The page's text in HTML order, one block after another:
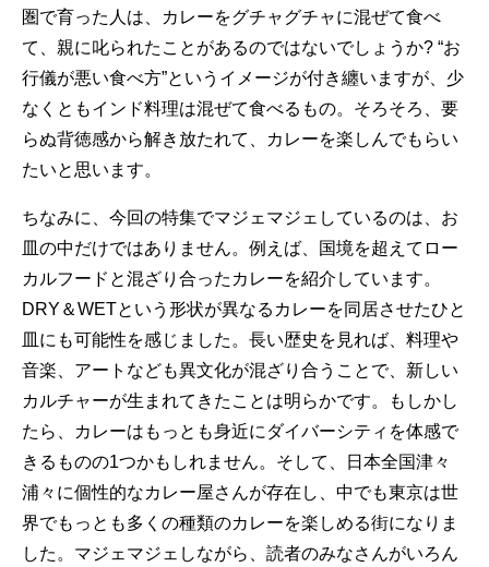
圏で育った人は、カレーをグチャグチャに混ぜて食べ
て、親に叱られたことがあるのではないでしょうか? “お
行儀が悪い食べ方”というイメージが付き纏いますが、少
なくともインド料理は混ぜて食べるもの。そろそろ、要
らぬ背徳感から解き放たれて、カレーを楽しんでもらい
たいと思います。
ちなみに、今回の特集でマジェマジェしているのは、お
皿の中だけではありません。例えば、国境を超えてロー
カルフードと混ざり合ったカレーを紹介しています。
DRY＆WETという形状が異なるカレーを同居させたひと
皿にも可能性を感じました。長い歴史を見れば、料理や
音楽、アートなども異文化が混ざり合うことで、新しい
カルチャーが生まれてきたことは明らかです。もしかし
たら、カレーはもっとも身近にダイバーシティを体感で
きるものの1つかもしれません。そして、日本全国津々
浦々に個性的なカレー屋さんが存在し、中でも東京は世
界でもっとも多くの種類のカレーを楽しめる街になりま
した。マジェマジェしながら、読者のみなさんがいろん